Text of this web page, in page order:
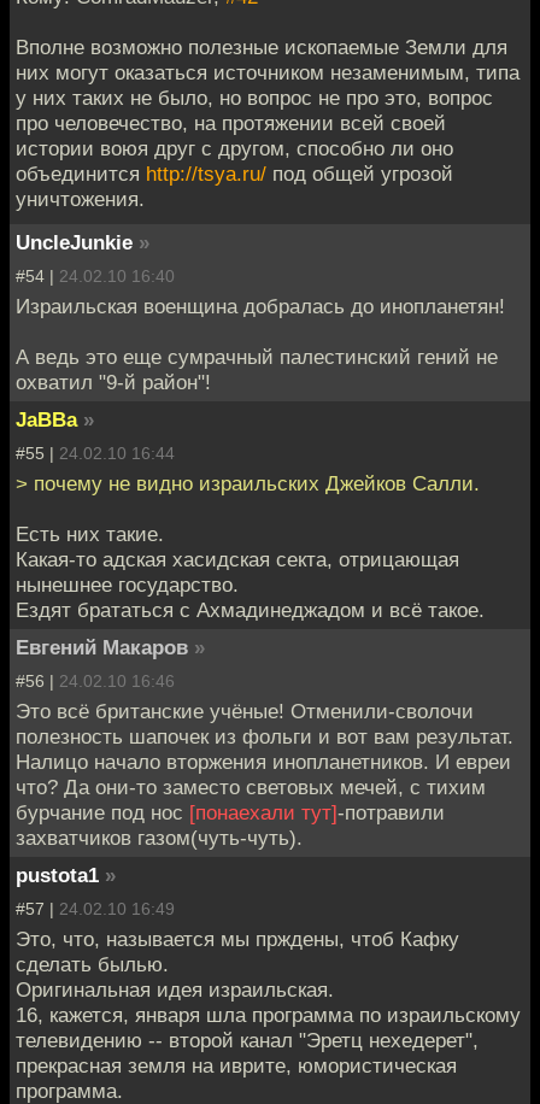
Вполне возможно полезные ископаемые Земли для
них могут оказаться источником незаменимым, типа
у них таких не было, но вопрос не про это, вопрос
про человечество, на протяжении всей своей
истории воюя друг с другом, способно ли оно
объединится http://tsya.ru/ под общей угрозой
уничтожения.
UncleJunkie »
#54 | 24.02.10 16:40
Израильская военщина добралась до инопланетян!
А ведь это еще сумрачный палестинский гений не
охватил "9-й район"!
JaBBa »
#55 | 24.02.10 16:44
> почему не видно израильских Джейков Салли.
Есть них такие.
Какая-то адская хасидская секта, отрицающая
нынешнее государство.
Ездят брататься с Ахмадинеджадом и всё такое.
Евгений Макаров »
#56 | 24.02.10 16:46
Это всё британские учёные! Отменили-сволочи
полезность шапочек из фольги и вот вам результат.
Налицо начало вторжения инопланетников. И евреи
что? Да они-то заместо световых мечей, с тихим
бурчание под нос [понаехали тут]-потравили
захватчиков газом(чуть-чуть).
pustota1 »
#57 | 24.02.10 16:49
Это, что, называется мы прждены, чтоб Кафку
сделать былью.
Оригинальная идея израильская.
16, кажется, января шла программа по израильскому
телевидению -- второй канал "Эретц нехедерет",
прекрасная земля на иврите, юмористическая
программа.